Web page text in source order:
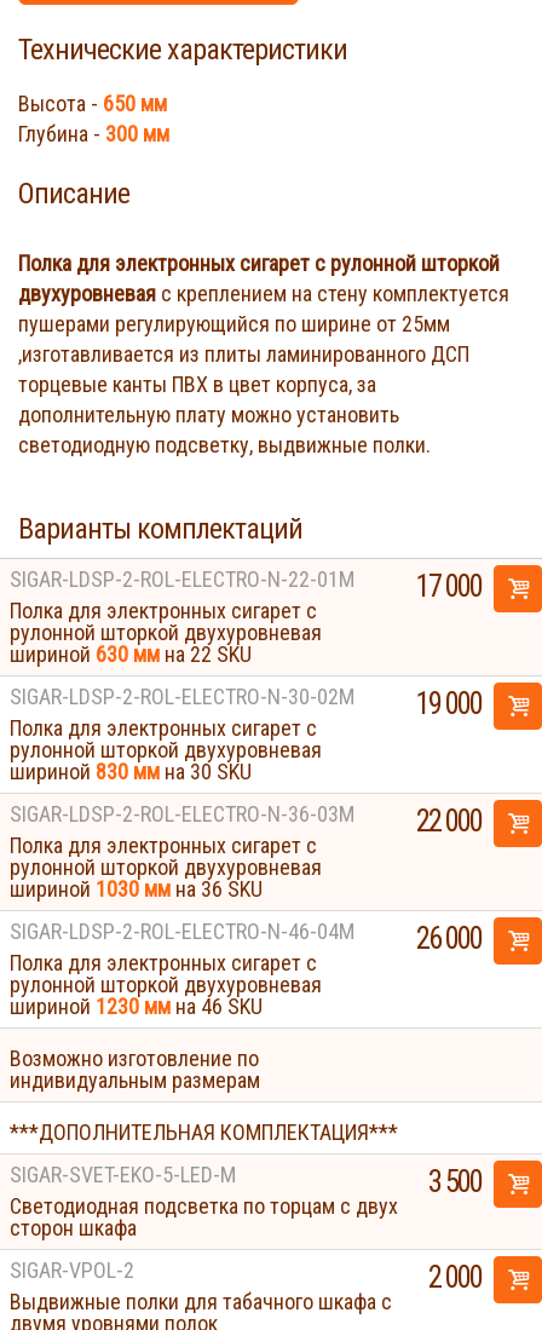
Технические характеристики
Высота - 650 мм
Глубина - 300 мм
Описание
Полка для электронных сигарет с рулонной шторкой
двухуровневая с креплением на стену комплектуется
пушерами регулирующийся по ширине от 25мм
,изготавливается из плиты ламинированного ДСП
торцевые канты ПВХ в цвет корпуса, за
дополнительную плату можно установить
светодиодную подсветку, выдвижные полки.
Варианты комплектаций
SIGAR-LDSP-2-ROL-ELECTRO-N-22-01M
Полка для электронных сигарет с
рулонной шторкой двухуровневая
шириной 630 мм на 22 SKU
17 000
SIGAR-LDSP-2-ROL-ELECTRO-N-30-02M
Полка для электронных сигарет с
рулонной шторкой двухуровневая
шириной 830 мм на 30 SKU
19 000
SIGAR-LDSP-2-ROL-ELECTRO-N-36-03M
Полка для электронных сигарет с
рулонной шторкой двухуровневая
шириной 1030 мм на 36 SKU
22 000
SIGAR-LDSP-2-ROL-ELECTRO-N-46-04M
Полка для электронных сигарет с
рулонной шторкой двухуровневая
шириной 1230 мм на 46 SKU
26 000
Возможно изготовление по
индивидуальным размерам
***ДОПОЛНИТЕЛЬНАЯ КОМПЛЕКТАЦИЯ***
SIGAR-SVET-EKO-5-LED-M
Светодиодная подсветка по торцам с двух
сторон шкафа
3 500
SIGAR-VPOL-2
Выдвижные полки для табачного шкафа с
двумя уровнями полок
2 000